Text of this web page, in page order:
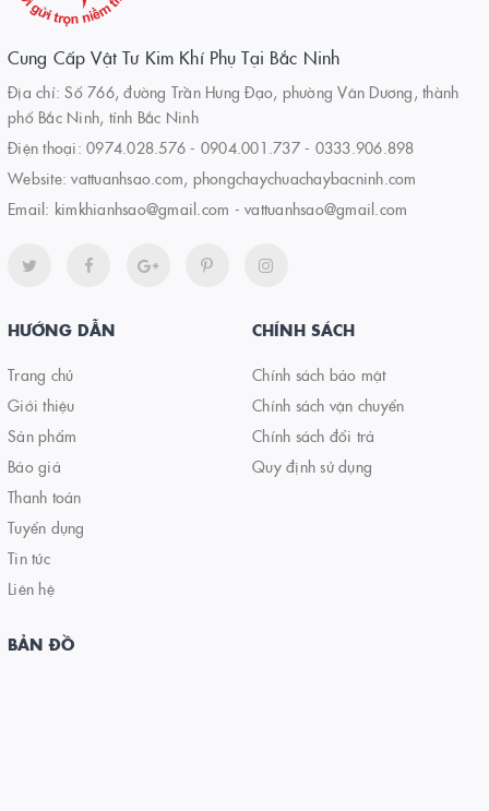
Cung Cấp Vật Tư Kim Khí Phụ Tại Bắc Ninh
Địa chỉ: Số 766, đường Trần Hưng Đạo, phường Vân Dương, thành
phố Bắc Ninh, tỉnh Bắc Ninh
Điện thoại: 0974.028.576 - 0904.001.737- 0333.906.898
Website:vattuanhsao.com, phongchaychuachaybacninh.com
Email: kimkhianhsao@gmail.com - vattuanhsao@gmail.com
HƯỚNG DẪN
Trang chủ
Giới thiệu
Sản phẩm
Báo giá
Thanh toán
Tuyển dụng
Tin tức
Liên hệ
CHÍNH SÁCH
Chính sách bảo mật
Chính sách vận chuyển
Chính sách đổi trả
Quy định sử dụng
BẢN ĐỒ